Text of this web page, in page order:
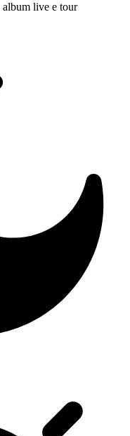
live e tour